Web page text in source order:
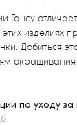
Гансу
изделиях
Добиться
по уходу